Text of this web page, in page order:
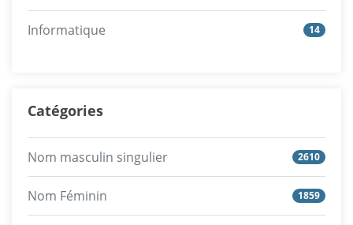
Informatique 14
Catégories
Nom masculin singulier 2610
Nom Féminin 1859